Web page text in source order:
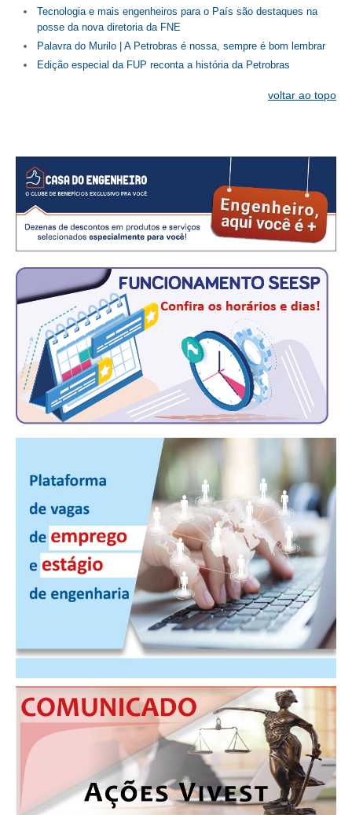
Tecnologia e mais engenheiros para o País são destaques na
posse da nova diretoria da FNE
Palavra do Murilo | A Petrobras é nossa, sempre é bom lembrar
Edição especial da FUP reconta a história da Petrobras
voltar ao topo